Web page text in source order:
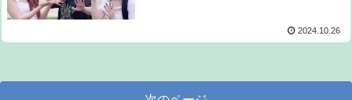
2024.10.26